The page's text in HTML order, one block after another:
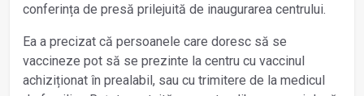
conferința de presă prilejuită de inaugurarea centrului.
Ea a precizat că persoanele care doresc să se
vaccineze pot să se prezinte la centru cu vaccinul
achiziționat în prealabil, sau cu trimitere de la medicul